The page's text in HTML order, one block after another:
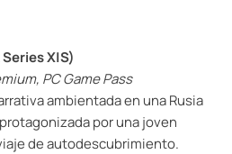
X|S)
PC Game Pass
ambientada en una Rusia
por una joven
de autodescubrimiento.